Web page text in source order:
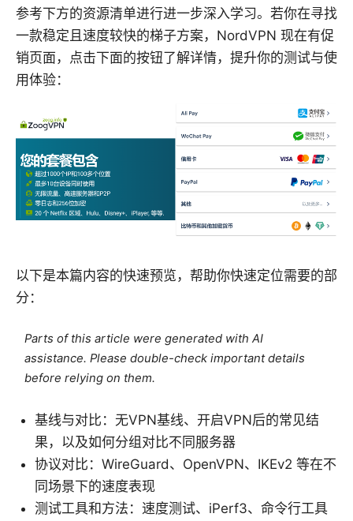
参考下方的资源清单进行进一步深入学习。若你在寻找
一款稳定且速度较快的梯子方案，NordVPN 现在有促
销页面，点击下面的按钮了解详情，提升你的测试与使
用体验：
以下是本篇内容的快速预览，帮助你快速定位需要的部
分：
Parts of this article were generated with AI
assistance. Please double-check important details
before relying on them.
基线与对比：无VPN基线、开启VPN后的常见结
果，以及如何分组对比不同服务器
协议对比：WireGuard、OpenVPN、IKEv2 等在不
同场景下的速度表现
测试工具和方法：速度测试、iPerf3、命令行工具